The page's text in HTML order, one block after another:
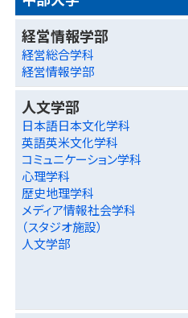
経営情報学部
経営総合学科
経営情報学部
人文学部
日本語日本文化学科
英語英米文化学科
コミュニケーション学科
心理学科
歴史地理学科
メディア情報社会学科
（スタジオ施設）
人文学部